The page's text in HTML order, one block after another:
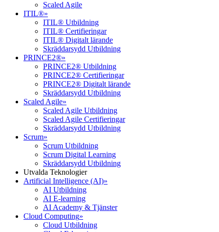
Scaled Agile
ITIL®»
ITIL® Utbildning
ITIL® Certifieringar
ITIL® Digitalt lärande
Skräddarsydd Utbildning
PRINCE2®»
PRINCE2® Utbildning
PRINCE2® Certifieringar
PRINCE2® Digitalt lärande
Skräddarsydd Utbildning
Scaled Agile»
Scaled Agile Utbildning
Scaled Agile Certifieringar
Skräddarsydd Utbildning
Scrum»
Scrum Utbildning
Scrum Digital Learning
Skräddarsydd Utbildning
Utvalda Teknologier
Artificial Intelligence (AI)»
AI Utbildning
AI E-learning
AI Academy & Tjänster
Cloud Computing»
Cloud Utbildning